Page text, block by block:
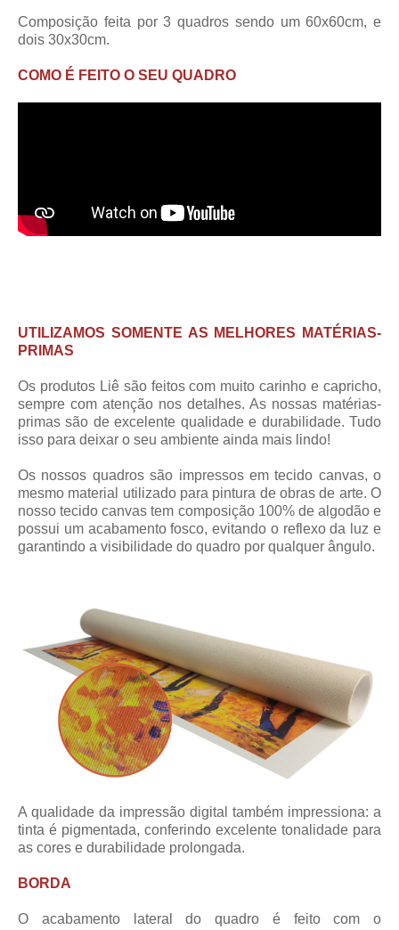
Composição feita por 3 quadros sendo um 60x60cm, e
dois 30x30cm.
COMO É FEITO O SEU QUADRO
UTILIZAMOS SOMENTE AS MELHORES MATÉRIAS-
PRIMAS
Os produtos Liê são feitos com muito carinho e capricho,
sempre com atenção nos detalhes. As nossas matérias-
primas são de excelente qualidade e durabilidade. Tudo
isso para deixar o seu ambiente ainda mais lindo!
Os nossos quadros são impressos em tecido canvas, o
mesmo material utilizado para pintura de obras de arte. O
nosso tecido canvas tem composição 100% de algodão e
possui um acabamento fosco, evitando o reflexo da luz e
garantindo a visibilidade do quadro por qualquer ângulo.
A qualidade da impressão digital também impressiona: a
tinta é pigmentada, conferindo excelente tonalidade para
as cores e durabilidade prolongada.
BORDA
O acabamento lateral do quadro é feito com o